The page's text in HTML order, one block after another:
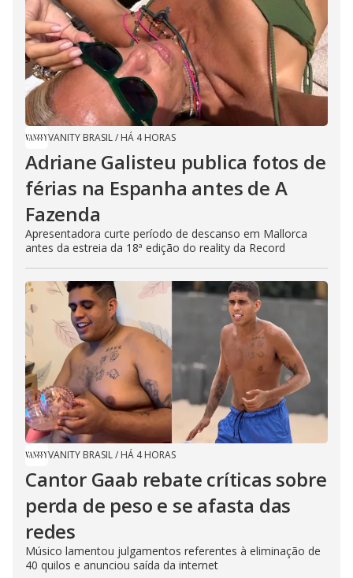
VANITY BRASIL/ HÁ 4 HORAS
Adriane Galisteu publica fotos de
férias na Espanha antes de A
Fazenda
Apresentadora curte período de descanso em Mallorca
antes da estreia da 18ª edição do reality da Record
VANITY BRASIL/ HÁ 4 HORAS
Cantor Gaab rebate críticas sobre
perda de peso e se afasta das
redes
Músico lamentou julgamentos referentes à eliminação de
40 quilos e anunciou saída da internet